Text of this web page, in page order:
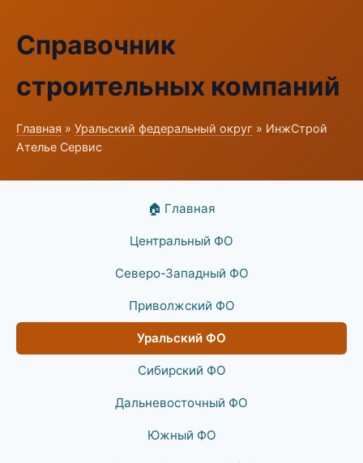
Справочник
строительных компаний
Главная » Уральский федеральный округ » ИнжСтрой
Ателье Сервис
🏠 Главная
Центральный ФО
Северо-Западный ФО
Приволжский ФО
Уральский ФО
Сибирский ФО
Дальневосточный ФО
Южный ФО